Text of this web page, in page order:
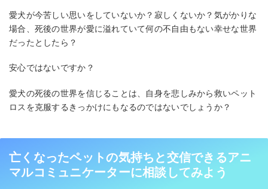
愛犬が今苦しい思いをしていないか？寂しくないか？気がかりな
場合、死後の世界が愛に溢れていて何の不自由もない幸せな世界
だったとしたら？
安心ではないですか？
愛犬の死後の世界を信じることは、自身を悲しみから救いペット
ロスを克服するきっかけにもなるのではないでしょうか？
亡くなったペットの気持ちと交信できるアニ
マルコミュニケーターに相談してみよう